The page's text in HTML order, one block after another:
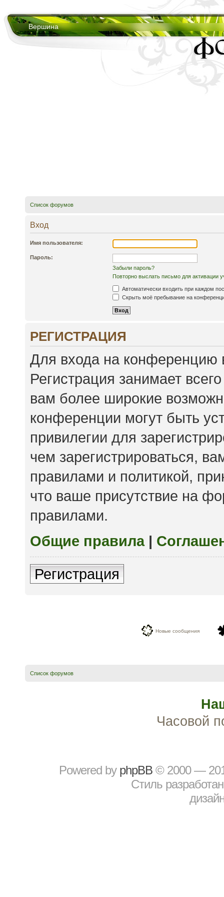
Вершина
Список форумов
Вход
Имя пользователя:
Пароль:
Забыли пароль?
Повторно выслать письмо для активации
Автоматически входить при каждом
Скрыть моё пребывание на
РЕГИСТРАЦИЯ
Для входа на конференцию
Регистрация занимает
вам более широкие
конференции могут быть
привилегии для
чем зарегистрироваться,
правилами и политикой,
что ваше присутствие на
правилами.
Общие правила|
Регистрация
Новые сообщения
Список форумов
Часовой
Powered by рhрBВ © 2000 —
Стиль